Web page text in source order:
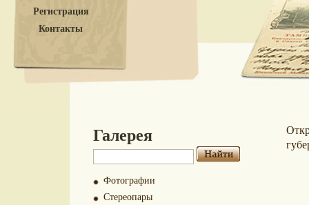
Регистрация
Контакты
Галерея
Фотографии
Стереопары